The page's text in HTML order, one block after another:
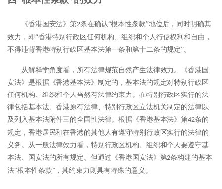
《香港国安法》第2条在确认“根本性条款”地位后，同时明确其
效力，即“香港特别行政区任何机构、组织和个人行使权利和自由，
不得违背香港特别行政区基本法第一条和第十二条的规定”。
从解释学角度看，所有法律规范自然产生法律效力。《香港国
安法》是根据《香港基本法》制定的，基本法的规定对特别行政区
任何机构、组织和个人当然有法律约束力。在特别行政区实行的法
律包括基本法、香港原有法律、特别行政区立法机关制定的法律以
及列入基本法附件三的全国性法律。根据《香港基本法》第42条的
规定，香港居民和在香港的其他人有遵守特别行政区实行的法律的
义务。从一般法律效力看，特别行政区机构、组织和个人要遵守基
本法、国安法的所有规定。但通过《香港国安法》第2条构建的基本
法“根本性条款”，其约束力则具有特殊的意义。